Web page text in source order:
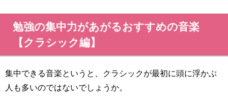
勉強の集中力があがるおすすめの音楽
【クラシック編】
集中できる音楽というと、クラシックが最初に頭に浮かぶ
人も多いのではないでしょうか。